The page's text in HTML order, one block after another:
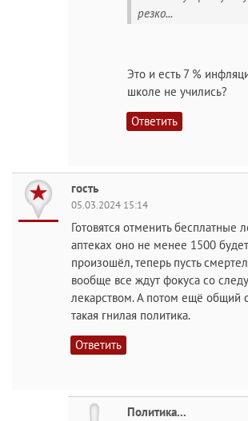
резко...
Это и есть 7 %
школе не учились?
Ответить
гость
05.03.2024 15:14
Готовятся отменить бесплатные
аптеках оно не менее 1500
произошёл, теперь пусть
вообще все ждут фокуса со
лекарством. А потом ещё общий
такая гнилая политика.
Ответить
Политика...